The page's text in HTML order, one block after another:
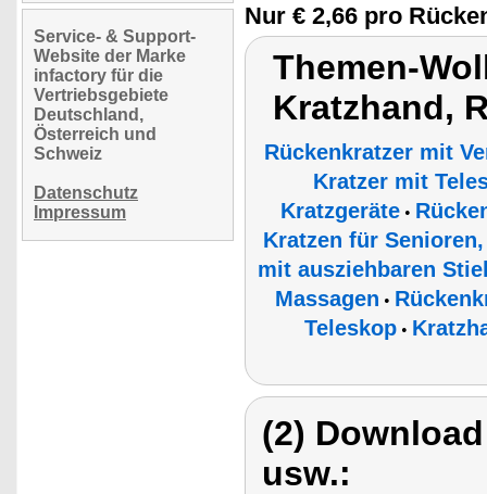
Service- & Support-
Website der Marke
infactory für die
Vertriebsgebiete
Deutschland,
Österreich und
Schweiz
Datenschutz
Impressum
Nur € 2,66 pro
Themen-
Kratzhand,
Rückenkratzer mit
Kratzer mit
Kratzgeräte •
Kratzen für
mit ausziehbaren
Massagen •
Teleskop •
(2)
usw.: